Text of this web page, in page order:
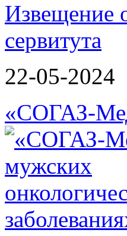
Извещение
сервитута
22-05-2024
«СОГАЗ-